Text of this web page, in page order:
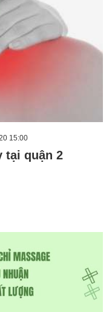
15:00
tại quận 2